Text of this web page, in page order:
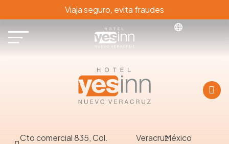
Viaja seguro, evita fraudes
Cto comercial 835, Col.
VeracruzMéxico